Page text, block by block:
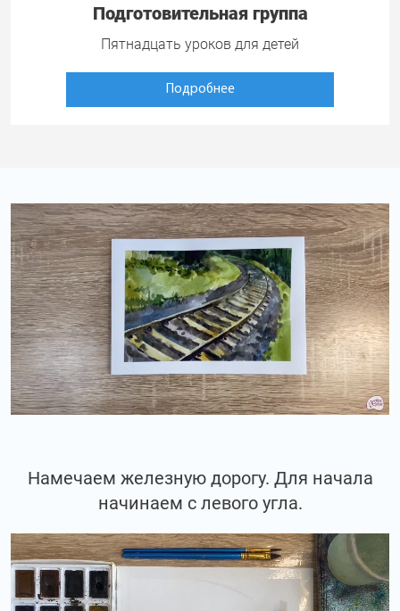
Подготовительная группа
Пятнадцать уроков для детей
Подробнее
Намечаем железную дорогу. Для начала
начинаем с левого угла.